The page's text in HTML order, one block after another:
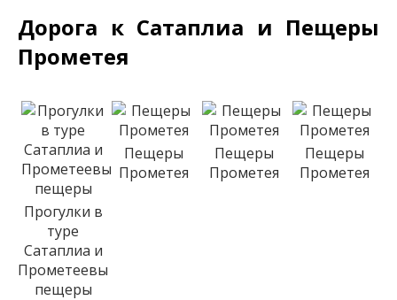
Дорога к Сатаплиа и Пещеры
Прометея
Прогулки в
туре
Сатаплиа и
Прометеевы
пещеры
Пещеры
Прометея
Пещеры
Прометея
Пещеры
Прометея